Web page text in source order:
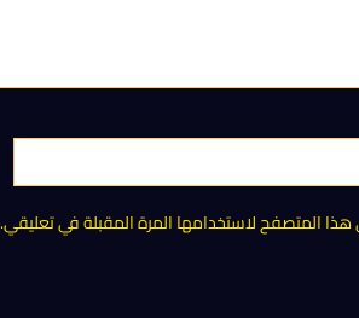
المتصفح لاستخدامها المرة المقبلة في تعليقي.